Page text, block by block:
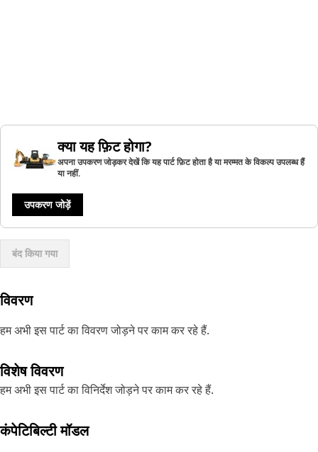
क्या यह फ़िट होगा?
अपना उपकरण जोड़कर देखें कि यह पार्ट फ़िट होता है या मरम्मत के विकल्प उपलब्ध हैं
या नहीं.
उपकरण जोड़ें
बंद किया गया
विवरण
हम अभी इस पार्ट का विवरण जोड़ने पर काम कर रहे हैं.
विशेष विवरण
हम अभी इस पार्ट का विनिर्देश जोड़ने पर काम कर रहे हैं.
कंपेटिबिल्टी मॉडल